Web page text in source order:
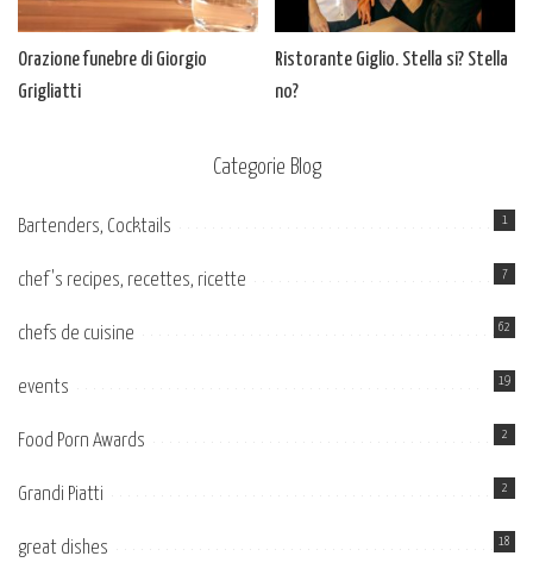
Orazione funebre di Giorgio
Grigliatti
Ristorante Giglio. Stella si? Stella
no?
Categorie Blog
Bartenders, Cocktails 1
chef's recipes, recettes, ricette 7
chefs de cuisine 62
events 19
Food Porn Awards 2
Grandi Piatti 2
great dishes 18